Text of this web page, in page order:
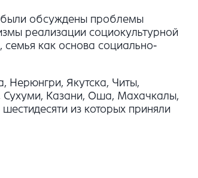
были обсуждены проблемы
реализации социокультурной
как основа социально-
Нерюнгри, Якутска, Читы,
Сухуми, Казани, Оша, Махачкалы,
из которых приняли